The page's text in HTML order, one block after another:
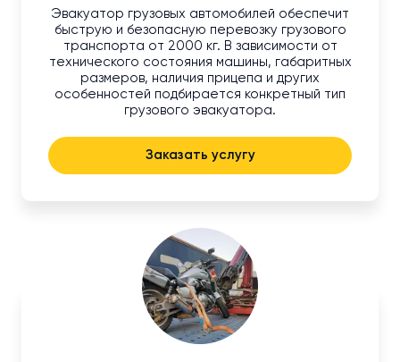
Эвакуатор грузовых автомобилей обеспечит
быструю и безопасную перевозку грузового
транспорта от 2000 кг. В зависимости от
технического состояния машины, габаритных
размеров, наличия прицепа и других
особенностей подбирается конкретный тип
грузового эвакуатора.
Заказать услугу